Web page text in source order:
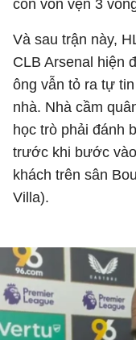
còn vỏn vẹn 3
Và sau trận này,
CLB Arsenal hiện
ông vẫn tỏ ra tự
nhà. Nhà cầm
học trò phải đánh
trước khi bước
khách trên sân
Villa).